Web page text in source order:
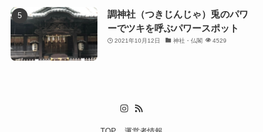
調神社（つきじんじゃ）兎のパワ
ーでツキを呼ぶパワースポット
2021年10月12日 神社・仏閣 4529